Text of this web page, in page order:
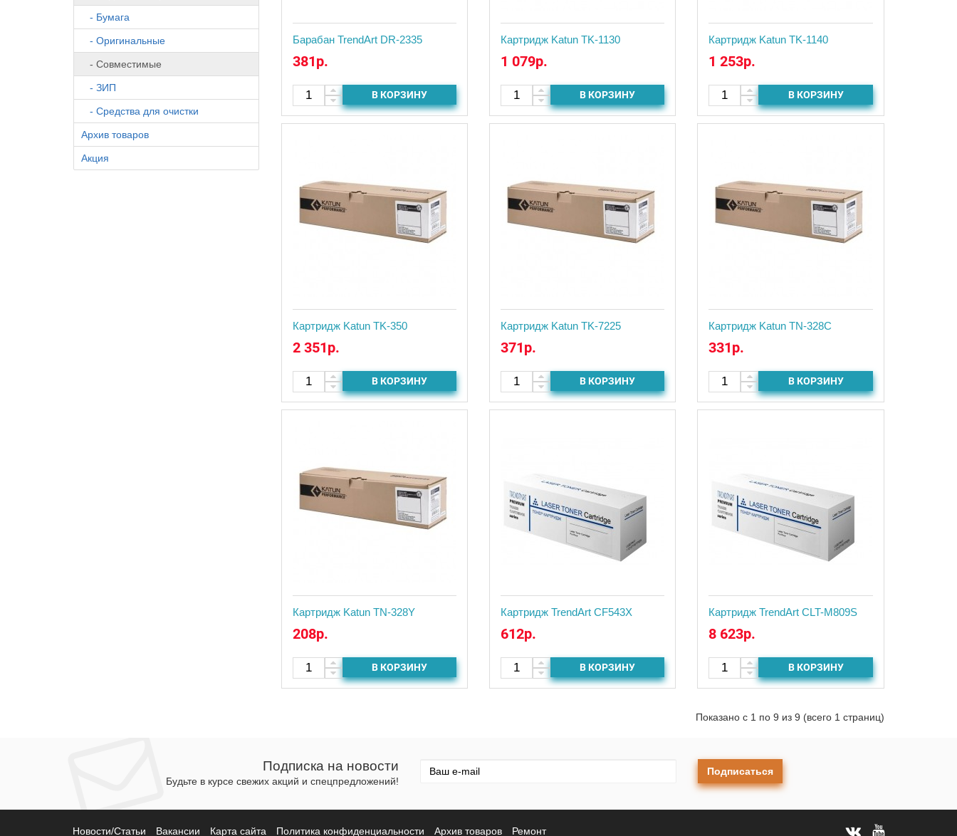
- Бумага
- Оригинальные
- Совместимые
- ЗИП
- Средства для очистки
Архив товаров
Акция
Барабан TrendArt DR-2335
381р.
В КОРЗИНУ
Картридж Katun TK-1130
1 079р.
В КОРЗИНУ
Картридж Katun TK-1140
1 253р.
В КОРЗИНУ
Картридж Katun TK-350
2 351р.
В КОРЗИНУ
Картридж Katun TK-7225
371р.
В КОРЗИНУ
Картридж Katun TN-328C
331р.
В КОРЗИНУ
Картридж Katun TN-328Y
208р.
В КОРЗИНУ
Картридж TrendArt CF543X
612р.
В КОРЗИНУ
Картридж TrendArt CLT-M809S
8 623р.
В КОРЗИНУ
Показано с 1 по 9 из 9 (всего 1 страниц)
Подписка на новости
Будьте в курсе свежих акций и спецпредложений!
Подписаться
Новости/Статьи Вакансии Карта сайта Политика конфиденциальности Архив товаров Ремонт